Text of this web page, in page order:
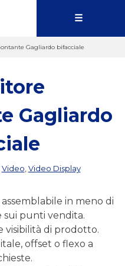
☰
Gagliardo bifacciale
Gagliardo
Video Video Display
in meno di
punti vendita.
visibilità di prodotto.
offset o flexo a